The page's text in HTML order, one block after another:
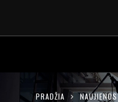
PRADŽIA NAUJIENOS